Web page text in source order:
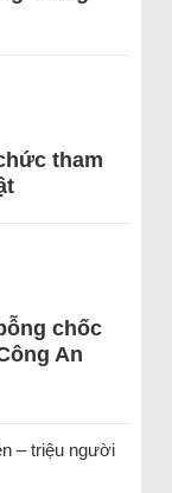
tham
chốc
An
– triệu người